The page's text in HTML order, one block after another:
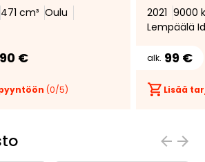
471 cm³ Oulu
€
(0/5)
2021 9000
Lempäälä
alk. 99 €
Lisää